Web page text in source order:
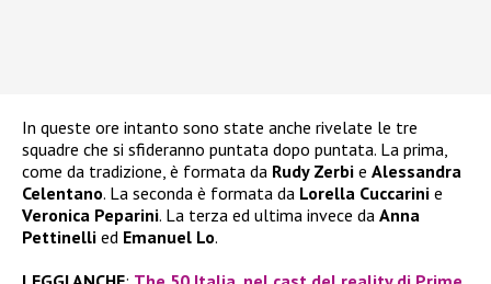
In queste ore intanto sono state anche rivelate le tre
squadre che si sfideranno puntata dopo puntata. La prima,
come da tradizione, è formata da Rudy Zerbi e Alessandra
Celentano. La seconda è formata da Lorella Cuccarini e
Veronica Peparini. La terza ed ultima invece da Anna
Pettinelli ed Emanuel Lo.